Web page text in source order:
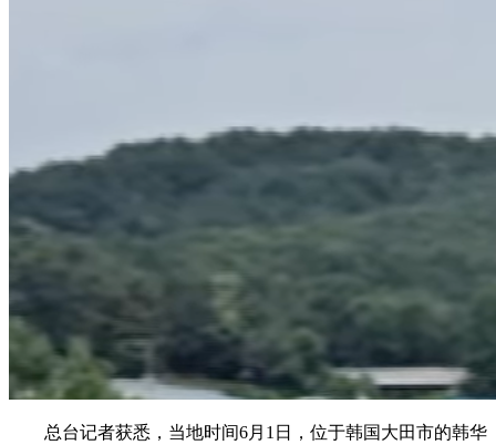
总台记者获悉，当地时间6月1日，位于韩国大田市的韩华